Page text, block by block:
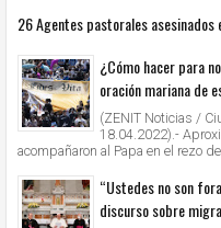
26 Agentes pastorales
¿Cómo hacer para
oración mariana de
(ZENIT Noticias /
18.04.2022).-
acompañaron al Papa en el rezo
“Ustedes no son
discurso sobre